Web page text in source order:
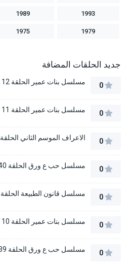
1993
1989
1979
1975
جديد الحلقات المضافة
0 مسلسل بنات عمير الحلقة 12
0 مسلسل بنات عمير الحلقة 11
0 الاعراف الموسم الثاني الحلقة 5
0 مسلسل حب ع ورق الحلقة 40
0 مسلسل قانون الطبيعة الحلقة 9
0 مسلسل بنات عمير الحلقة 10
0 مسلسل حب ع ورق الحلقة 39